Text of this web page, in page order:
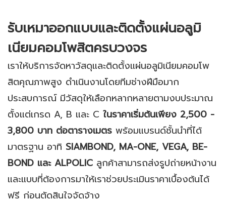
รับเหมาออกแบบและติดตั้งแผ่นอลูมิ
เนียมคอมโพสิตครบวงจร
เราให้บริการจัดหาวัสดุและติดตั้งแผ่นอลูมิเนียมคอมโพ
สิตคุณภาพสูง ดำเนินงานโดยทีมช่างฝีมือมาก
ประสบการณ์ มีวัสดุให้เลือกหลากหลายตามงบประมาณ
ตั้งแต่เกรด A, B และ C ในราคาเริ่มต้นเพียง 2,500 -
3,800 บาท ต่อตารางเมตร พร้อมแบรนด์ชั้นนำที่ได้
มาตรฐาน อาทิ SIAMBOND, MA-ONE, VEGA, BE-
BOND และ ALPOLIC ลูกค้าสามารถส่งรูปถ่ายหน้างาน
และแบบที่ต้องการมาให้เราช่วยประเมินราคาเบื้องต้นได้
ฟรี ก่อนตัดสินใจจัดจ้าง